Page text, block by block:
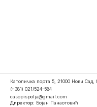
Католичка порта 5, 21000 Нови Сад,
(+381) 021/524-584
casopispolja@gmail.com
Директор: Бојан Панаотовић